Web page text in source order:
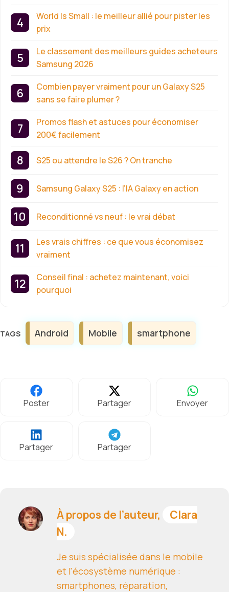
World Is Small : le meilleur allié pour pister les
prix
Le classement des meilleurs guides acheteurs
Samsung 2026
Combien payer vraiment pour un Galaxy S25
sans se faire plumer ?
Promos flash et astuces pour économiser
200€ facilement
S25 ou attendre le S26 ? On tranche
Samsung Galaxy S25 : l’IA Galaxy en action
Reconditionné vs neuf : le vrai débat
Les vrais chiffres : ce que vous économisez
vraiment
Conseil final : achetez maintenant, voici
pourquoi
Étiquettes
Android Mobile smartphone
Poster Partager Envoyer
Partager Partager
À propos de l’auteur,
Clara
N.
Je suis spécialisée dans le mobile
et l'écosystème numérique :
smartphones, réparation,